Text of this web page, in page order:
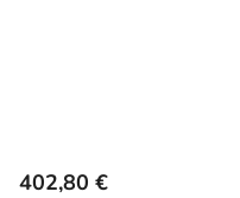
402,80 €